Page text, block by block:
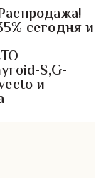
сегодня и
S,G-
и